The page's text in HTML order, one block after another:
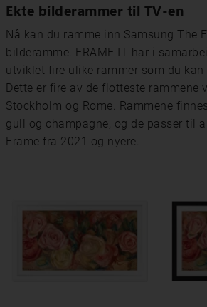
Ekte bilderammer til TV-en
Nå kan du ramme inn Samsung The
bilderamme. FRAME IT har i
utviklet fire ulike rammer som du kan
Dette er fire av de flotteste rammene
Stockholm og Rome. Rammene
gull og champagne, og de passer til
Frame fra 2021 og nyere.